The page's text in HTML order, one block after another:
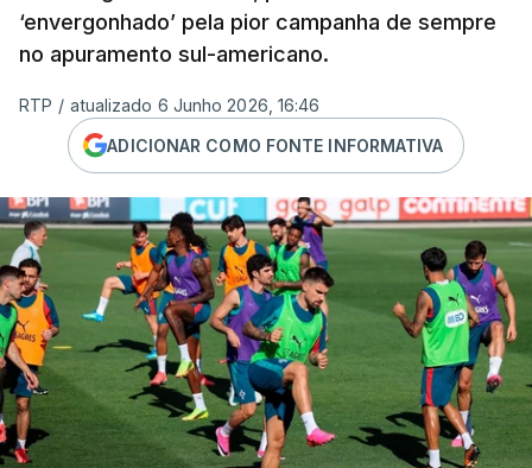
‘envergonhado’ pela pior campanha de sempre
no apuramento sul-americano.
RTP / atualizado 6 Junho 2026, 16:46
ADICIONAR COMO FONTE INFORMATIVA